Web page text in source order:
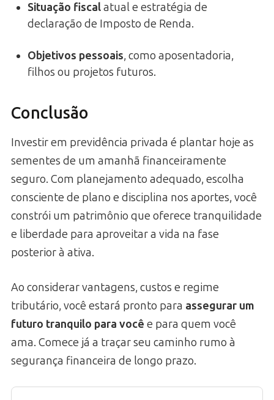
Situação fiscalatual e estratégia de
declaração de Imposto de Renda.
Objetivos pessoais, como aposentadoria,
filhos ou projetos futuros.
Conclusão
Investir em previdência privada é plantar hoje as
sementes de um amanhã financeiramente
seguro. Com planejamento adequado, escolha
consciente de plano e disciplina nos aportes, você
constrói um patrimônio que oferece tranquilidade
e liberdade para aproveitar a vida na fase
posterior à ativa.
Ao considerar vantagens, custos e regime
tributário, você estará pronto para assegurar um
futuro tranquilo para você e para quem você
ama. Comece já a traçar seu caminho rumo à
segurança financeira de longo prazo.